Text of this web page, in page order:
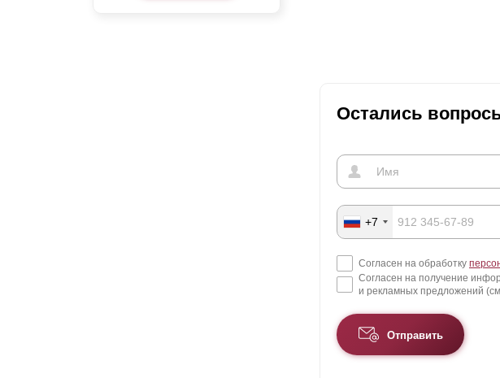
Остались
+7
Согласен на обработку
Согласен на получение
и рекламных предложений
Отправить